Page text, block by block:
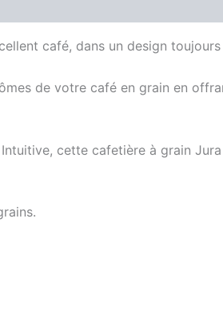
café, dans un design
de votre café en grain en
cette cafetière à grain